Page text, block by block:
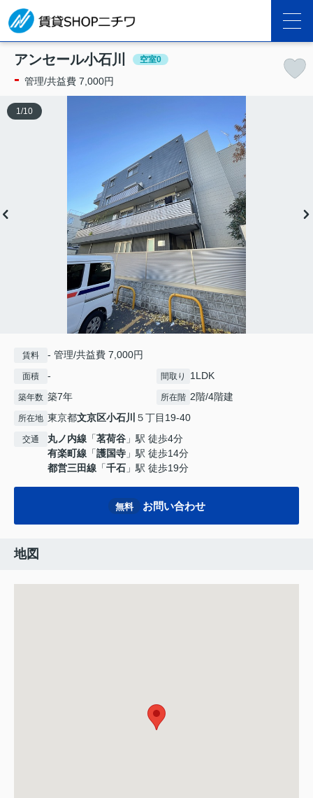
アンセール小石川 空室0
- 管理/共益費 7,000円
1 /10
賃料 - 管理/共益費 7,000円
面積 - 間取り 1LDK
築年数 築7年 所在階 2階/4階建
所在地 東京都文京区小石川 ５丁目19-40
交通 丸ノ内線 「茗荷谷 」駅 徒歩4分
有楽町線 「護国寺 」駅 徒歩14分
都営三田線 「千石 」駅 徒歩19分
無料 お問い合わせ
地図